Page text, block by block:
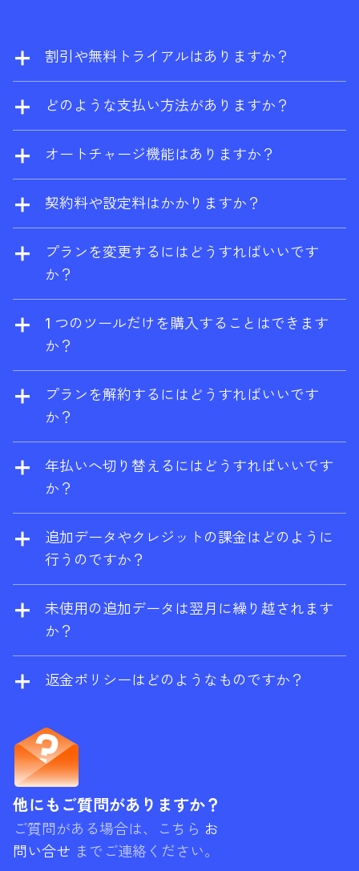
割引や無料トライアルはありますか？
当社では割引を提供しておりません。ただ
し、ウェブサイトの所有者であれば、
およびサイト監査を一定回数まで無料で利用
どのような支払い方法がありますか？
Visa、Mastercard、American Express、
UnionPay がご利用いただけます。エンタープ
にも対応しています。
オートチャージ機能はありますか？
前払いを選択していない場合、追加ユーザー
は自動的に従量課金となります。また、追加
と、消費量がプランの上限を超えた場合に自
動的に課金されます。
契約料や設定料はかかりますか？
契約料や設定料は一切かかりません。いつで
もプランの変更や解約が可能です。
プランを変更するにはどうすればいいです
か？
アカウント設定からいつでもアップグレー
ド、ダウングレードが可能です。アップグレ
ードは直ちに有効となり、ダウングレードお
となります。
1 つのツールだけを購入することはできます
か？
はい、ブランドレーダーはスタンドアロンツ
ールとしてご利用いただけます。ご購入いた
だくと、Ahrefs Free アカウントも同時に取得
プランを解約するにはどうすればいいです
か？
解約はアカウント設定からいつでも可能で
す。解約しても、契約期間が終了するまで
は、そのプランを利用することができます。
ラーとサイト監査に無料で限定的にアクセス
できる無料プラン
年払いへ切り替えるにはどうすればいいです
か？
お手数ですが、サポートチーム
（support@ahrefs.com ）までご連絡くださ
い。
追加データやクレジットの課金はどのように
行うのですか？
追加の従量制クレジットとデータを有効にす
ると、消費量がプランの上限を超えた場合に
自動的に課金されます。年間プランをご利用
です。
未使用の追加データは翌月に繰り越されます
か？
はい。レポートクレジット、エクスポート行
数、クロールクレジット、API ユニットなどの
3ヶ月間有効になります。例えば、使用リセッ
ト日が 10 月 20 日で、10 月 15 日に PAYG ク
レジットを購入したならば、期限切れは 12 月
20 日になります。ただし、プリペイド分の上
限が常に先に消費されることにご注意くださ
い。
返金ポリシーはどのようなものですか？
ランの場合、サービスをご利用されていない
場合は返金を請求することができますが、お
客様のアカウントに重要なアクティビティが
確認された場合は、請求をお断りする場合が
あります。
他にもご質問がありますか？
ご質問がある場合は、こちら お
問い合せ までご連絡ください。